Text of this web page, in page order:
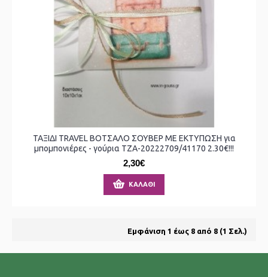
ΤΑΞΙΔΙ TRAVEL ΒΟΤΣΑΛΟ ΣΟΥΒΕΡ ΜΕ ΕΚΤΥΠΩΣΗ για
μπομπονιέρες - γούρια ΤΖΑ-20222709/41170 2.30€!!!
2,30€
ΚΑΛΆΘΙ
Εμφάνιση 1 έως 8 από 8 (1 Σελ.)